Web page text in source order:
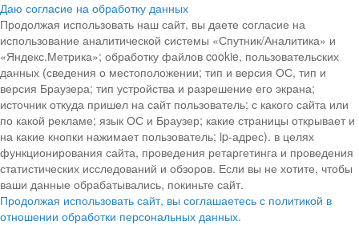
Даю согласие на обработку данных
Продолжая использовать наш сайт, вы даете согласие на
использование аналитической системы «Спутник/Аналитика» и
«Яндекс.Метрика»; обработку файлов cookie, пользовательских
данных (сведения о местоположении; тип и версия ОС, тип и
версия Браузера; тип устройства и разрешение его экрана;
источник откуда пришел на сайт пользователь; с какого сайта или
по какой рекламе; язык ОС и Браузер; какие страницы открывает и
на какие кнопки нажимает пользователь; ip-адрес). в целях
функционирования сайта, проведения ретаргетинга и проведения
статистических исследований и обзоров. Если вы не хотите, чтобы
ваши данные обрабатывались, покиньте сайт.
Продолжая использовать сайт, вы соглашаетесь с политикой в
отношении обработки персональных данных.